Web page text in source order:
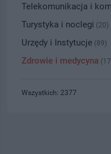
Telekomunikacja i
Turystyka i noclegi (20)
Urzędy i Instytucje (89)
Zdrowie i medycyna
Wszystkich: 2377